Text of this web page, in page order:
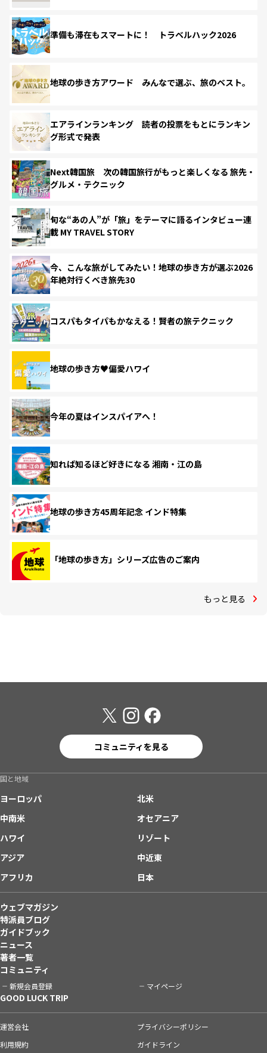
準備も滞在もスマートに！ トラベルハック2026
地球の歩き方アワード みんなで選ぶ、旅のベスト。
エアラインランキング 読者の投票をもとにランキン
グ形式で発表
Next韓国旅 次の韓国旅行がもっと楽しくなる 旅先・
グルメ・テクニック
旬な“あの人”が「旅」をテーマに語るインタビュー連
載 MY TRAVEL STORY
今、こんな旅がしてみたい！地球の歩き方が選ぶ2026
年絶対行くべき旅先30
コスパもタイパもかなえる！賢者の旅テクニック
地球の歩き方♥偏愛ハワイ
今年の夏はインスパイアへ！
知れば知るほど好きになる 湘南・江の島
地球の歩き方45周年記念 インド特集
「地球の歩き方」シリーズ広告のご案内
もっと見る
コミュニティを見る
国と地域
ヨーロッパ
北米
中南米
オセアニア
ハワイ
リゾート
アジア
中近東
アフリカ
日本
ウェブマガジン
特派員ブログ
ガイドブック
ニュース
著者一覧
コミュニティ
新規会員登録 マイページ
GOOD LUCK TRIP
運営会社
プライバシーポリシー
利用規約
ガイドライン